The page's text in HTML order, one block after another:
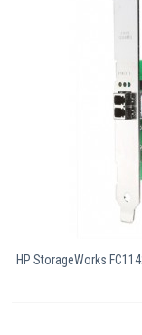
HP StorageWorks